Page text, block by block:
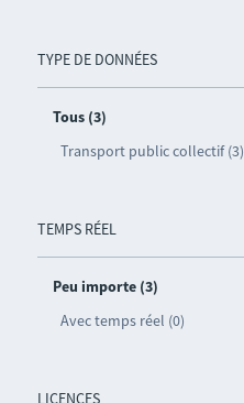
TYPE DE DONNÉES
Tous (3)
Transport public collectif (3)
TEMPS RÉEL
Peu importe (3)
Avec temps réel (0)